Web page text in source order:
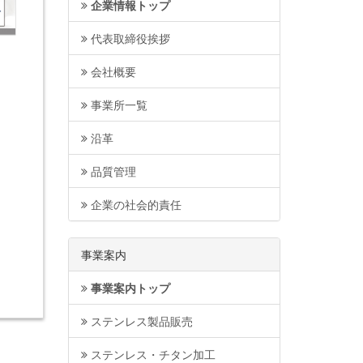
企業情報トップ
代表取締役挨拶
会社概要
事業所一覧
沿革
品質管理
企業の社会的責任
事業案内
事業案内トップ
ステンレス製品販売
ステンレス・チタン加工